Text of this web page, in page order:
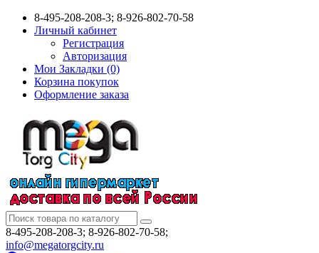
8-495-208-208-3; 8-926-802-70-58
Личный кабинет
Регистрация
Авторизация
Мои Закладки (0)
Корзина покупок
Оформление заказа
8-495-208-208-3; 8-926-802-70-58;
info@megatorgcity.ru